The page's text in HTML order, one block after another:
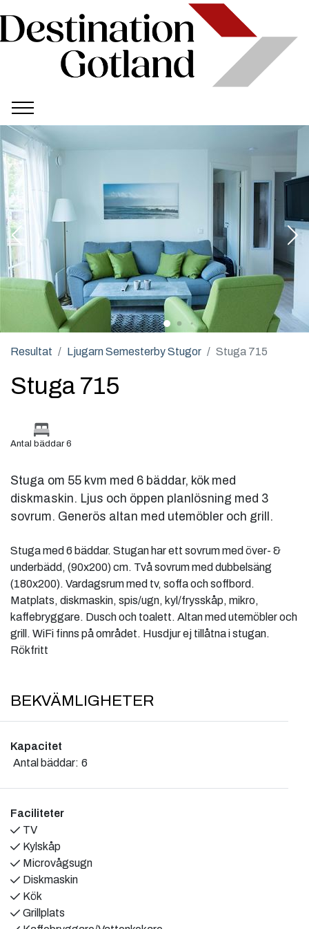
Resultat Ljugarn Semesterby Stugor Stuga 715
Stuga 715
Antal bäddar 6
Stuga om 55 kvm med 6 bäddar, kök med
diskmaskin. Ljus och öppen planlösning med 3
sovrum. Generös altan med utemöbler och grill.
Stuga med 6 bäddar. Stugan har ett sovrum med över- &
underbädd, (90x200) cm. Två sovrum med dubbelsäng
(180x200). Vardagsrum med tv, soffa och soffbord.
Matplats, diskmaskin, spis/ugn, kyl/frysskåp, mikro,
kaffebryggare. Dusch och toalett. Altan med utemöbler och
grill. WiFi finns på området. Husdjur ej tillåtna i stugan.
Rökfritt
BEKVÄMLIGHETER
Kapacitet
Antal bäddar: 6
Faciliteter
TV
Kylskåp
Microvågsugn
Diskmaskin
Kök
Grillplats